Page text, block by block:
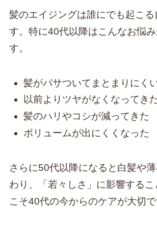
髪のエイジングは誰にでも起こ
す。特に40代以降はこんなお悩
す。
髪がパサついてまとまりにく
以前よりツヤがなくなってき
髪のハリやコシが減ってきた
ボリュームが出にくくなった
さらに50代以降になると白髪や
わり、「若々しさ」に影響するこ
こそ40代の今からのケアが大切で